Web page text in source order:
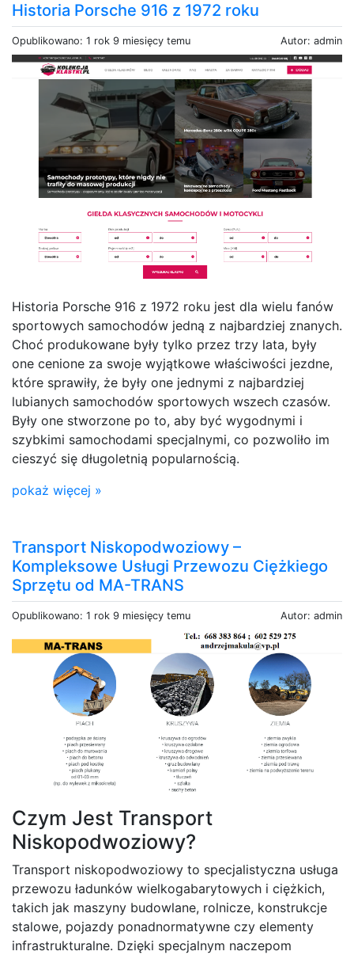
Historia Porsche 916 z 1972 roku
Opublikowano: 1 rok 9 miesięcy temu Autor: admin
Historia Porsche 916 z 1972 roku jest dla wielu fanów
sportowych samochodów jedną z najbardziej znanych.
Choć produkowane były tylko przez trzy lata, były
one cenione za swoje wyjątkowe właściwości jezdne,
które sprawiły, że były one jednymi z najbardziej
lubianych samochodów sportowych wszech czasów.
Były one stworzone po to, aby być wygodnymi i
szybkimi samochodami specjalnymi, co pozwoliło im
cieszyć się długoletnią popularnością.
pokaż więcej »
Transport Niskopodwoziowy –
Kompleksowe Usługi Przewozu Ciężkiego
Sprzętu od MA-TRANS
Opublikowano: 1 rok 9 miesięcy temu Autor: admin
Czym Jest Transport
Niskopodwoziowy?
Transport niskopodwoziowy to specjalistyczna usługa
przewozu ładunków wielkogabarytowych i ciężkich,
takich jak maszyny budowlane, rolnicze, konstrukcje
stalowe, pojazdy ponadnormatywne czy elementy
infrastrukturalne. Dzięki specjalnym naczepom